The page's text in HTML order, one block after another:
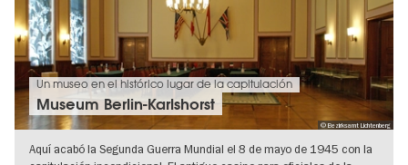
© Bezirksamt Lichtenberg
Un museo en el histórico lugar de la capitulación
Museum Berlin-Karlshorst
Aquí acabó la Segunda Guerra Mundial el 8 de mayo de 1945 con la